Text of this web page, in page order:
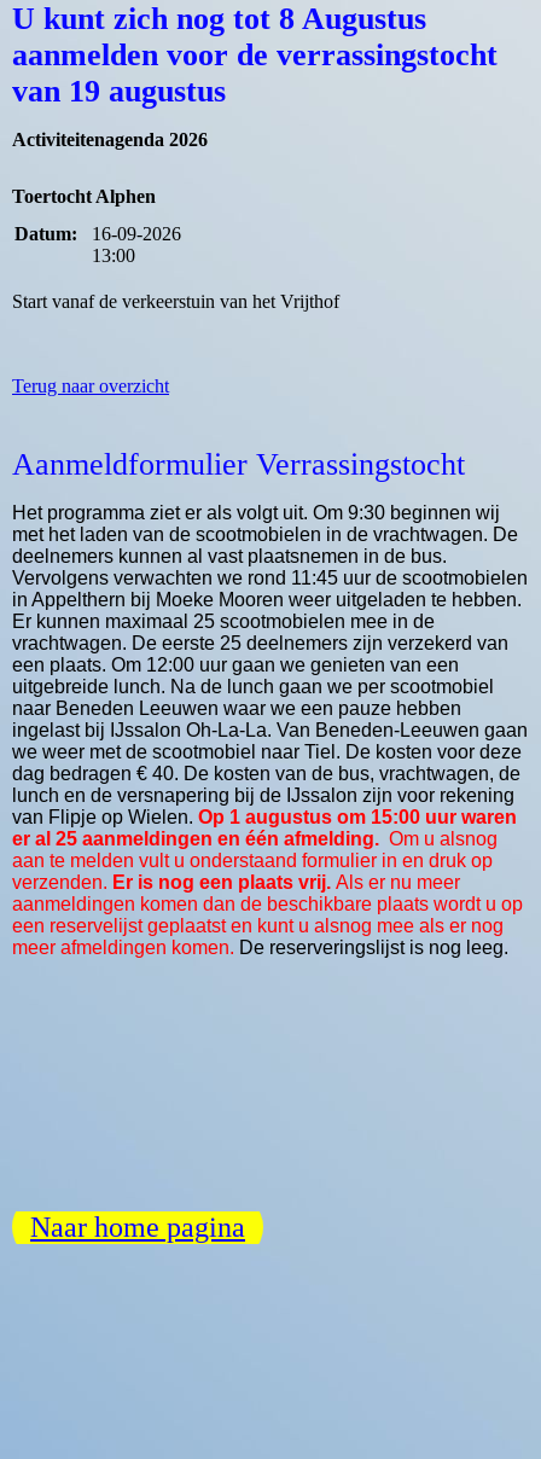
U kunt zich nog tot 8 Augustus
aanmelden voor de verrassingstocht
van 19 augustus
Activiteitenagenda 2026
Toertocht Alphen
Datum:
16-09-2026
13:00
Start vanaf de verkeerstuin van het Vrijthof
Terug naar overzicht
Aanmeldformulier Verrassingstocht
Het programma ziet er als volgt uit. Om 9:30 beginnen wij
met het laden van de scootmobielen in de vrachtwagen. De
deelnemers kunnen al vast plaatsnemen in de bus.
Vervolgens verwachten we rond 11:45 uur de scootmobielen
in Appelthern bij Moeke Mooren weer uitgeladen te hebben.
Er kunnen maximaal 25 scootmobielen mee in de
vrachtwagen. De eerste 25 deelnemers zijn verzekerd van
een plaats. Om 12:00 uur gaan we genieten van een
uitgebreide lunch. Na de lunch gaan we per scootmobiel
naar Beneden Leeuwen waar we een pauze hebben
ingelast bij IJssalon Oh-La-La. Van Beneden-Leeuwen gaan
we weer met de scootmobiel naar Tiel. De kosten voor deze
dag bedragen € 40. De kosten van de bus, vrachtwagen, de
lunch en de versnapering bij de IJssalon zijn voor rekening
van Flipje op Wielen. Op 1 augustus om 15:00 uur waren
er al 25 aanmeldingen en één afmelding. Om u alsnog
aan te melden vult u onderstaand formulier in en druk op
verzenden. Er is nog een plaats vrij. Als er nu meer
aanmeldingen komen dan de beschikbare plaats wordt u op
een reservelijst geplaatst en kunt u alsnog mee als er nog
meer afmeldingen komen. De reserveringslijst is nog leeg.
Naar home pagina